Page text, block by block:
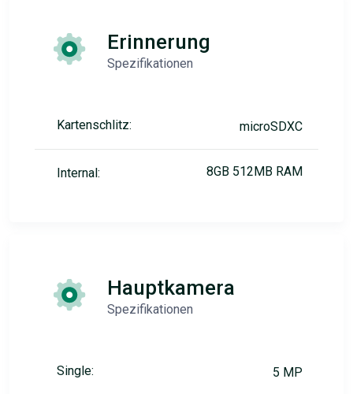
Erinnerung
Spezifikationen
Kartenschlitz: microSDXC
Internal: 8GB 512MB RAM
Hauptkamera
Spezifikationen
Single: 5 MP